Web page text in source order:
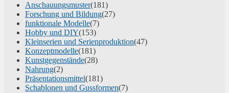
Anschauungsmuster(181)
Forschung und Bildung(27)
funktionale Modelle(7)
Hobby und DIY(153)
Kleinserien und Serienproduktion(47)
Konzeptmodelle(181)
Kunstgegenstände(28)
Nahrung(2)
Präsentationsmittel(181)
Schablonen und Gussformen(7)